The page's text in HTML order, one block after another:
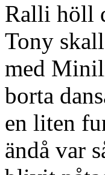
Ralli höll
Tony
med
borta
en liten
ändå var